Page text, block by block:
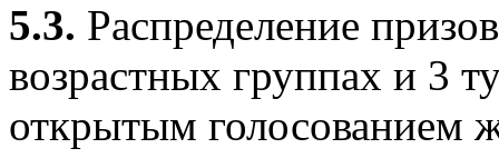
5.3. Распределение
возрастных группах и 3
открытым голосованием